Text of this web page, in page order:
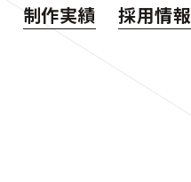
制作実績 採用情報